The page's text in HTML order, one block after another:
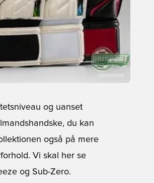
og uanset
du kan
også på mere
Vi skal her se
og Sub-Zero.